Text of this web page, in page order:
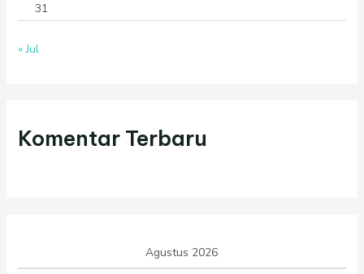
31
« Jul
Komentar Terbaru
Agustus 2026